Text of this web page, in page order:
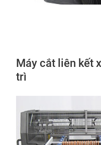
Máy cắt liên kết
trì